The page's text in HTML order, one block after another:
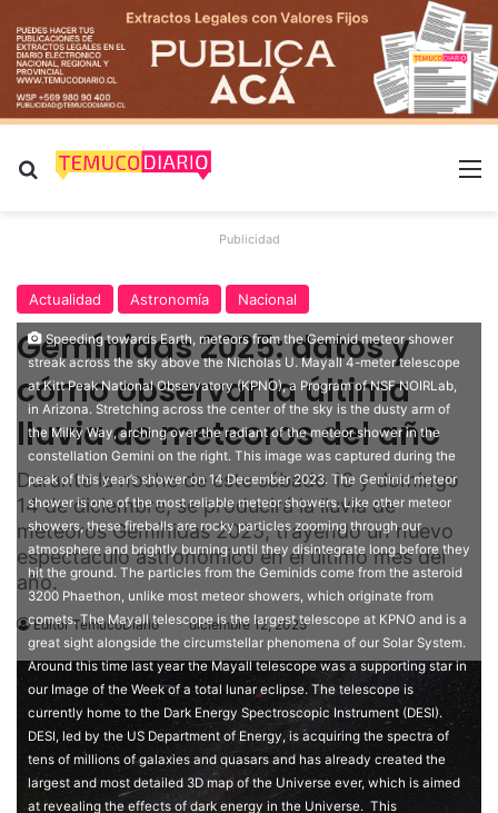
Buscar por
Publicidad
Actualidad Astronomía Nacional
Gemínidas 2025: datos y
cómo observar la última
lluvia de meteoros del año
Durante la noche de este sábado 13 y domingo
14 de diciembre, se producirá la lluvia de
meteoros Gemínidas 2025, trayendo un nuevo
espectáculo astronómico en el último mes del
año.
Editor TemucoDiario diciembre 12, 2025
Speeding towards Earth, meteors from the Geminid meteor shower
streak across the sky above the Nicholas U. Mayall 4-meter telescope
at Kitt Peak National Observatory (KPNO), a Program of NSF NOIRLab,
in Arizona. Stretching across the center of the sky is the dusty arm of
the Milky Way, arching over the radiant of the meteor shower in the
constellation Gemini on the right. This image was captured during the
peak of this year’s shower on 14 December 2023. The Geminid meteor
shower is one of the most reliable meteor showers. Like other meteor
showers, these fireballs are rocky particles zooming through our
atmosphere and brightly burning until they disintegrate long before they
hit the ground. The particles from the Geminids come from the asteroid
3200 Phaethon, unlike most meteor showers, which originate from
comets. The Mayall telescope is the largest telescope at KPNO and is a
great sight alongside the circumstellar phenomena of our Solar System.
Around this time last year the Mayall telescope was a supporting star in
our Image of the Week of a total lunar eclipse. The telescope is
currently home to the Dark Energy Spectroscopic Instrument (DESI).
DESI, led by the US Department of Energy, is acquiring the spectra of
tens of millions of galaxies and quasars and has already created the
largest and most detailed 3D map of the Universe ever, which is aimed
at revealing the effects of dark energy in the Universe. This